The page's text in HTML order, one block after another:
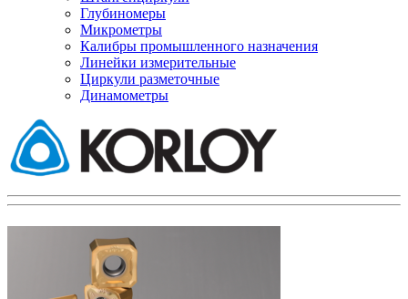
Глубиномеры
Микрометры
Калибры промышленного назначения
Линейки измерительные
Циркули разметочные
Динамометры